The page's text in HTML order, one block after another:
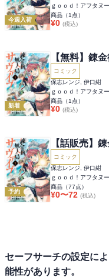
今週入荷
ｇｏｏｄ！アフタヌ
商品（1 点）
¥0 (税込)
新着
【無料】錬
コミック
保志レンジ, 伊口紺
ｇｏｏｄ！アフタヌ
商品（1 点）
¥0 (税込)
予約
【話販売】
コミック
保志レンジ, 伊口紺
ｇｏｏｄ！アフタヌ
商品（77点）
¥0〜72 (税込)
セーフサーチの設定に
能性があります。